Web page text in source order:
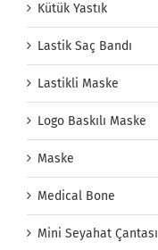
Kütük Yastık
Lastik Saç Bandı
Lastikli Maske
Logo Baskılı Maske
Maske
Medical Bone
Mini Seyahat Çantası